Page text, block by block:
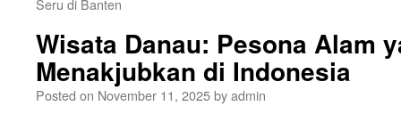
Seru di Banten
Wisata Danau: Pesona Alam
Menakjubkan di Indonesia
Posted on November 11, 2025byadmin